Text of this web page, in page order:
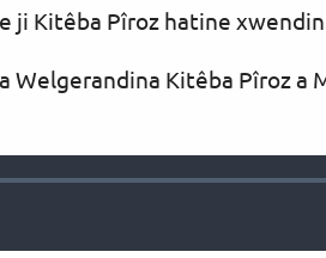
ji Kitêba Pîroz hatine
Kitêba Pîroz a